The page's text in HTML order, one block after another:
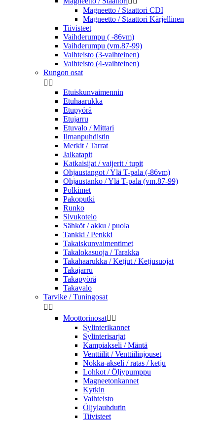
Magneetto / Staattori CDI
Magneetto / Staattori Kärjellinen
Tiivisteet
Vaihderumpu ( -86vm)
Vaihderumpu (vm.87-99)
Vaihteisto (3-vaihteinen)
Vaihteisto (4-vaihteinen)
Rungon osat
 
Etuiskunvaimennin
Etuhaarukka
Etupyörä
Etujarru
Etuvalo / Mittari
Ilmanpuhdistin
Merkit / Tarrat
Jalkatapit
Katkaisijat / vaijerit / tupit
Ohjaustangot / Ylä T-pala (-86vm)
Ohjaustanko / Ylä T-pala (vm.87-99)
Polkimet
Pakoputki
Runko
Sivukotelo
Sähköt / akku / puola
Tankki / Penkki
Takaiskunvaimentimet
Takalokasuoja / Tarakka
Takahaarukka / Ketjut / Ketjusuojat
Takajarru
Takapyörä
Takavalo
Tarvike / Tuningosat
 
Moottorinosat 
Sylinterikannet
Sylinterisarjat
Kampiakseli / Mäntä
Venttiilit / Venttiilinjouset
Nokka-akseli / ratas / ketju
Lohkot / Öljypumppu
Magneetonkannet
Kytkin
Vaihteisto
Öljylauhdutin
Tiivisteet